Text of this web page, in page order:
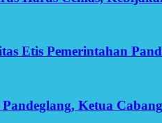
Etis Pemerintahan
Ketua